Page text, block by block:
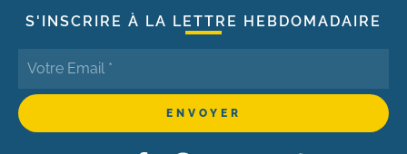
S'INSCRIRE À LA LETTRE HEBDOMADAIRE